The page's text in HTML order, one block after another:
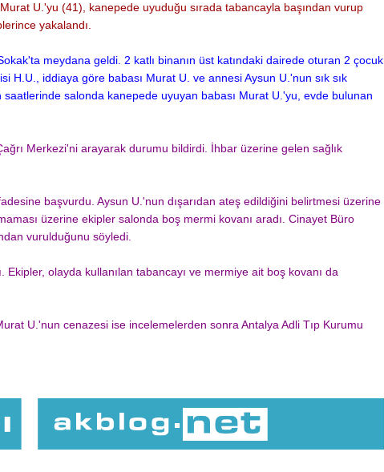
U.'yu (41), kanepede uyuduğu sırada tabancayla başından vurup
yakalandı.
meydana geldi. 2 katlı binanın üst katındaki dairede oturan 2 çocuk
H.U., iddiaya göre babası Murat U. ve annesi Aysun U.'nun sık sık
saatlerinde salonda kanepede uyuyan babası Murat U.'yu, evde bulunan
Merkezi'ni arayarak durumu bildirdi. İhbar üzerine gelen sağlık
başvurdu. Aysun U.'nun dışarıdan ateş edildiğini belirtmesi üzerine
üzerine ekipler salonda boş mermi kovanı aradı. Cinayet Büro
vurulduğunu söyledi.
olayda kullanılan tabancayı ve mermiye ait boş kovanı da
U.'nun cenazesi ise incelemelerden sonra Antalya Adli Tıp Kurumu